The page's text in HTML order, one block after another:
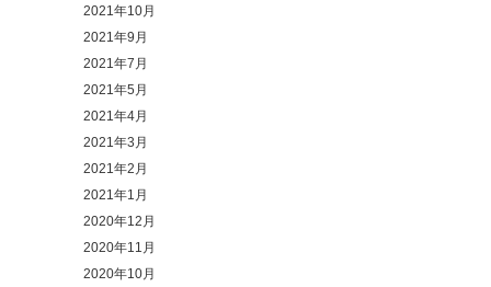
2021年10月
2021年9月
2021年7月
2021年5月
2021年4月
2021年3月
2021年2月
2021年1月
2020年12月
2020年11月
2020年10月